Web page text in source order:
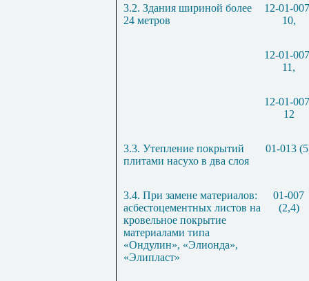
3.2. Здания шириной более
24 метров
12-01-
10,
12-01-
11,
12-01-
12
3.3. Утепление покрытий
плитами насухо в два слоя
01-013
3.4. При замене материалов:
асбестоцементных листов на
кровельное покрытие
материалами типа
«Ондулин», «Элионда»,
«Элипласт»
01-007
(2,4)